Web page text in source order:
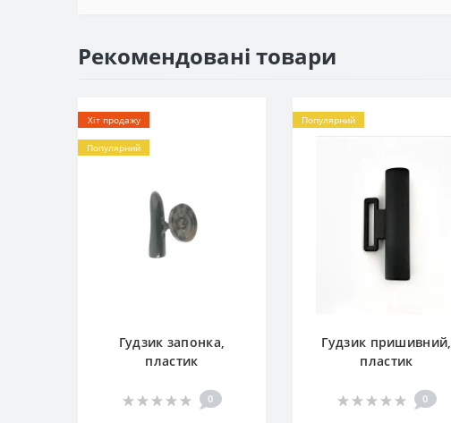
Рекомендовані товари
Хіт продажу
Популярний
Гудзик запонка,
пластик
0
Популярний
Гудзик пришивний,
пластик
0